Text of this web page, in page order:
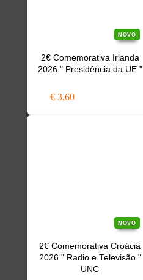
NOVO
2€ Comemorativa Irlanda
2026 " Presidência da UE "
€ 3,60
NOVO
2€ Comemorativa Croácia
2026 " Radio e Televisão "
UNC